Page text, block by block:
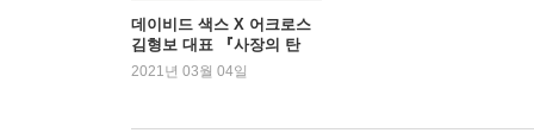
3장 평생 처음 자신을 위해 시작한 일
요구 사항도, 허락 구하는 일도 없지만, 나머지는
데이비드 색스 X 어크로스
김형보 대표 『사장의 탄
생』 특별 대담
2021년 03월 04일